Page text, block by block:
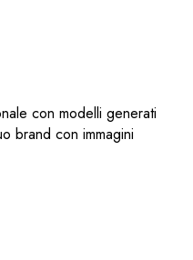
con modelli generati
brand con immagini